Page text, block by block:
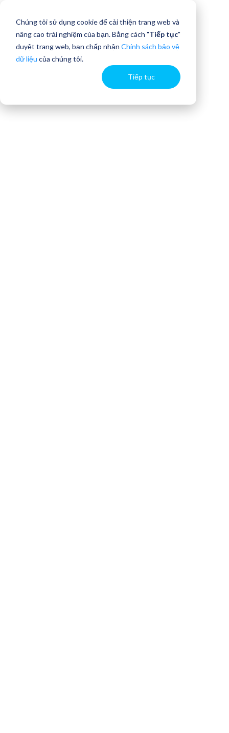
Chúng tôi sử dụng cookie để cải thiện trang web và
nâng cao trải nghiệm của bạn. Bằng cách "Tiếp tục"
duyệt trang web, bạn chấp nhận Chính sách bảo vệ
dữ liệu của chúng tôi.
Tiếp tục